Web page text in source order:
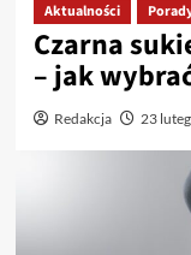
Aktualności
Czarna
– jak
Redakcja 23